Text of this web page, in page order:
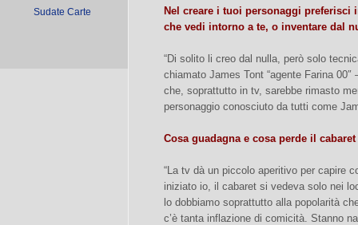
Sudate Carte
Nel creare i tuoi personaggi preferisci
che vedi intorno a te, o inventare dal
“Di solito li creo dal nulla, però solo
chiamato James Tont “agente Farina
che, soprattutto in tv, sarebbe rimasto
personaggio conosciuto da tutti come
Cosa guadagna e cosa perde il
“La tv dà un piccolo aperitivo per capire
iniziato io, il cabaret si vedeva solo nei
lo dobbiamo soprattutto alla popolarità
c’è tanta inflazione di comicità. Stanno